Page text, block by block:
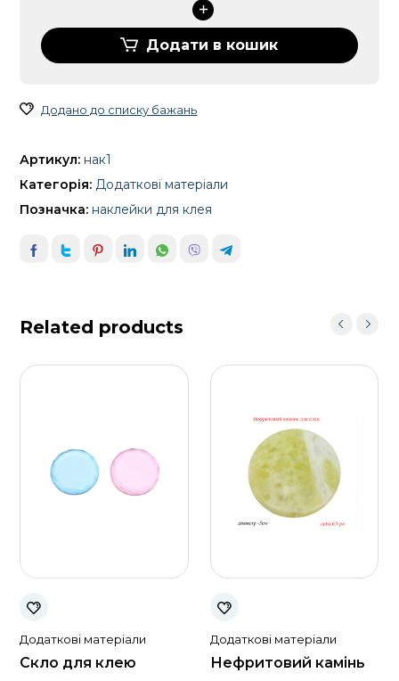
на
кількість
Додати в кошик
Додано до списку бажань
Артикул: нак1
Категорія: Додаткові матеріали
Позначка: наклейки для клея
Related products
Додаткові матеріали
Скло для клею
Додаткові матеріали
Нефритовий камінь